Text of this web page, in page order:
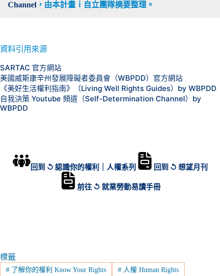
Channel ，由本計畫 ｉ自立團隊摘要整理。
資料引用來源
SARTAC 官方網站
美國威斯康辛州發展障礙者委員會（WBPDD）官方網站
《美好生活權利指南》（Living Well Rights Guides）by WBPDD
自我決策 Youtube 頻道（Self-Determination Channel）by
WBPDD
回到 ↺ 認識你的權利｜人權系列 回到 ↺ 想望月刊
前往 ↺ 就業勞動易讀手冊
標籤
#了解你的權利 Know Your Rights #人權 Human Rights